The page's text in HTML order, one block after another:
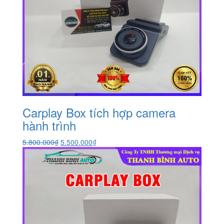
Carplay Box tích hợp camera
hành trình
5.800.000₫ Giá
gốc
là:
5.800.000₫.
5.500.000₫Giá
hiện
tại
là:
5.500.000₫.